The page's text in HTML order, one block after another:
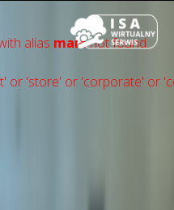
alias mainnot found.
or 'store' or 'сorporate' or